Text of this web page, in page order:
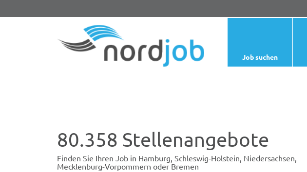
Job suchen
80.358 Stellenangebote
Finden Sie Ihren Job in Hamburg, Schleswig-Holstein, Niedersachsen,
Mecklenburg-Vorpommern oder Bremen